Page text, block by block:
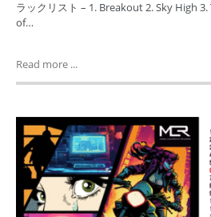
ラックリスト – 1. Breakout 2. Sky High
of…
Read more ...